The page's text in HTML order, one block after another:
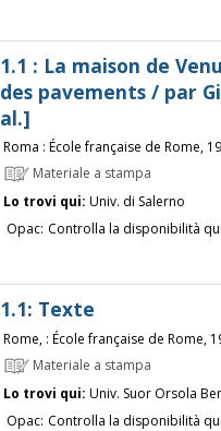
1.1 : La maison de
des pavements / par
al.]
Roma : École française de Rome,
Materiale a stampa
Lo trovi qui: Univ. di Salerno
Opac: Controlla la disponibilità
1.1: Texte
Rome, : École française de Rome,
Materiale a stampa
Lo trovi qui: Univ. Suor Orsola
Opac: Controlla la disponibilità